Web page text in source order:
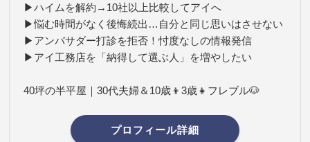
▶ハイムを解約→10社以上比較してアイへ
▶悩む時間がなく後悔続出…自分と同じ思いはさせない
▶アンバサダー打診を拒否！忖度なしの情報発信
▶アイ工務店を「納得して選ぶ人」を増やしたい
40坪の半平屋｜30代夫婦＆10歳👦3歳👧フレブル🐶
プロフィール詳細